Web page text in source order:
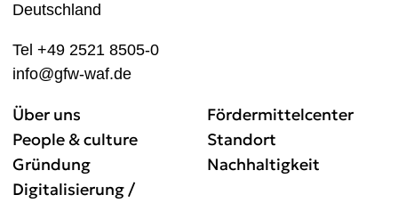
Deutschland
Tel +49 2521 8505-0
info@gfw-waf.de
Über uns
People & culture
Gründung
Digitalisierung /
Fördermittelcenter
Standort
Nachhaltigkeit